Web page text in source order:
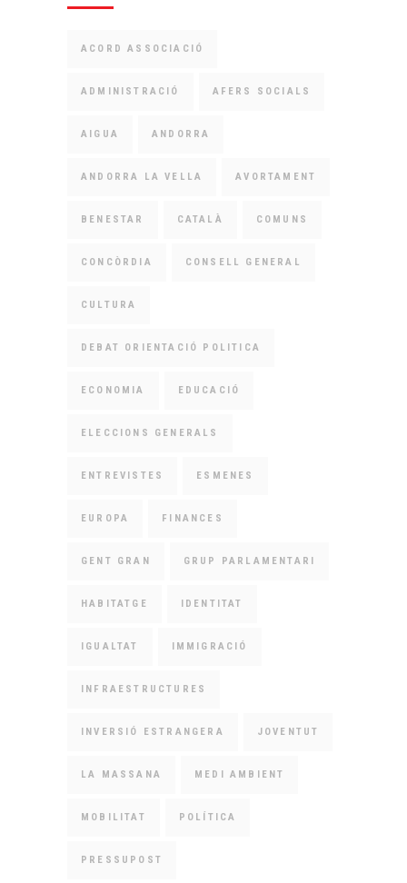
ACORD ASSOCIACIÓ
ADMINISTRACIÓ AFERS SOCIALS
AIGUA ANDORRA
ANDORRA LA VELLA AVORTAMENT
BENESTAR CATALÀ COMUNS
CONCÒRDIA CONSELL GENERAL
CULTURA
DEBAT ORIENTACIÓ POLITICA
ECONOMIA EDUCACIÓ
ELECCIONS GENERALS
ENTREVISTES ESMENES
EUROPA FINANCES
GENT GRAN GRUP PARLAMENTARI
HABITATGE IDENTITAT
IGUALTAT IMMIGRACIÓ
INFRAESTRUCTURES
INVERSIÓ ESTRANGERA JOVENTUT
LA MASSANA MEDI AMBIENT
MOBILITAT POLÍTICA
PRESSUPOST